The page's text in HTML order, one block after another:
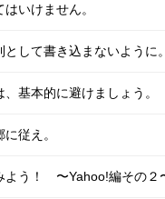
いけません。
して書き込まないように。
基本的に避けましょう。
従え。
よう！ 〜Yahoo!編その２